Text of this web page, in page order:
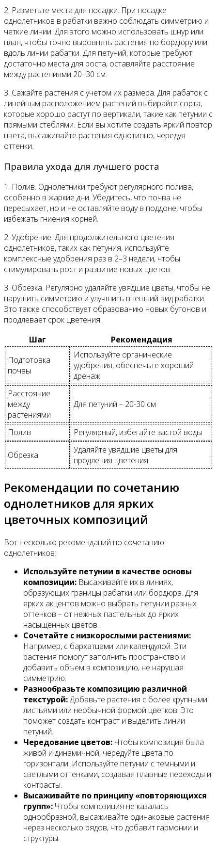
2. Разметьте места для посадки. При посадке
однолетников в рабатки важно соблюдать симметрию и
четкие линии. Для этого можно использовать шнур или
план, чтобы точно выровнять растения по бордюру или
вдоль линии рабатки. Для петуний, которые требуют
достаточно места для роста, оставляйте расстояние
между растениями 20–30 см.
3. Сажайте растения с учетом их размера. Для рабаток с
линейным расположением растений выбирайте сорта,
которые хорошо растут по вертикали, такие как петунии с
прямыми стеблями. Если вы хотите создать яркий повтор
цвета, высаживайте растения однотипно, чередуя
оттенки.
Правила ухода для лучшего роста
1. Полив. Однолетники требуют регулярного полива,
особенно в жаркие дни. Убедитесь, что почва не
пересыхает, но и не оставляйте воду в поддоне, чтобы
избежать гниения корней.
2. Удобрение. Для продолжительного цветения
однолетников, таких как петуния, используйте
комплексные удобрения раз в 2–3 недели, чтобы
стимулировать рост и развитие новых цветов.
3. Обрезка. Регулярно удаляйте увядшие цветы, чтобы не
нарушить симметрию и улучшить внешний вид рабатки.
Это также способствует образованию новых бутонов и
продлевает срок цветения.
Шаг
Рекомендация
Подготовка
почвы
Используйте органические
удобрения, обеспечьте хороший
дренаж
Расстояние
между
растениями
Для петуний – 20-30 см
Полив Регулярный, избегайте застой воды
Обрезка
Удаляйте увядшие цветы для
продления цветения
Рекомендации по сочетанию
однолетников для ярких
цветочных композиций
Вот несколько рекомендаций по сочетанию
однолетников:
Используйте петунии в качестве основы
композиции: Высаживайте их в линиях,
образующих границы рабатки или бордюра. Для
ярких акцентов можно выбрать петунии разных
оттенков – от нежных пастельных до ярких
насыщенных цветов.
Сочетайте с низкорослыми растениями:
Например, с бархатцами или календулой. Эти
растения помогут заполнить пространство и
добавить объем в композицию, не нарушая
симметрию.
Разнообразьте композицию различной
текстурой:Добавьте растения с более крупными
листьями или необычной формой цветков. Это
поможет создать контраст и выделить линии
петуний.
Чередование цветов: Чтобы композиция была
живой и динамичной, чередуйте цвета по
горизонтали. Используйте петунии с темными и
светлыми оттенками, создавая плавные переходы и
контрасты.
Высаживайте по принципу «повторяющихся
групп»: Чтобы композиция не казалась
однообразной, высаживайте одинаковые растения
через несколько рядов, что добавит гармонии и
структуры.